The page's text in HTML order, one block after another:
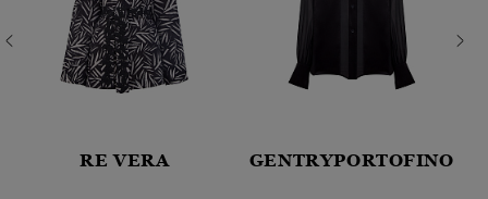
RE VERA GENTRYPORTOFINO